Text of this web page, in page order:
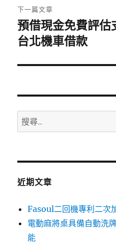
章:
下一篇文章
下
一
文
預借現金免費評估
台北機車借款
搜
尋
鍵
近期文章
Fasoul二回機專利二次
電動麻將桌具備自動洗
能